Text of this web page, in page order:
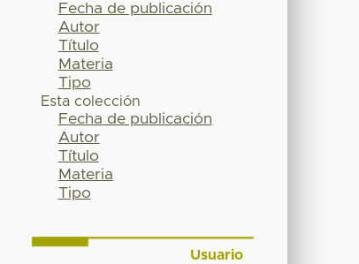
Fecha de publicación
Autor
Título
Materia
Tipo
Esta colección
Fecha de publicación
Autor
Título
Materia
Tipo
Usuario